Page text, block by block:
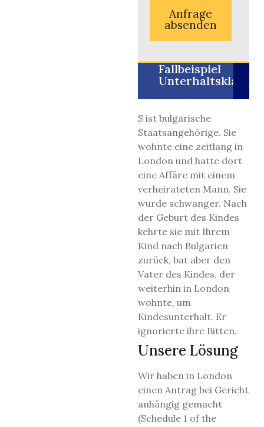
Anfrage
absenden
Fallbeispiel
Unterhaltsklage
S ist bulgarische
Staatsangehörige. Sie
wohnte eine zeitlang in
London und hatte dort
eine Affäre mit einem
verheirateten Mann. Sie
wurde schwanger. Nach
der Geburt des Kindes
kehrte sie mit Ihrem
Kind nach Bulgarien
zurück, bat aber den
Vater des Kindes, der
weiterhin in London
wohnte, um
Kindesunterhalt. Er
ignorierte ihre Bitten.
Unsere Lösung
Wir haben in London
einen Antrag bei Gericht
anhängig gemacht
(Schedule 1 of the